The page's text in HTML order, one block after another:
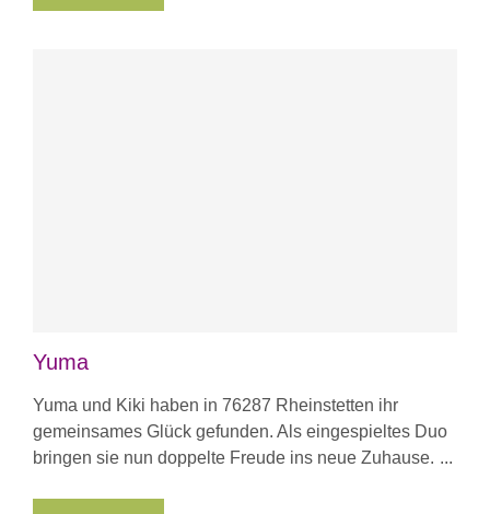
Yuma
Yuma und Kiki haben in 76287 Rheinstetten ihr
gemeinsames Glück gefunden. Als eingespieltes Duo
bringen sie nun doppelte Freude ins neue Zuhause.